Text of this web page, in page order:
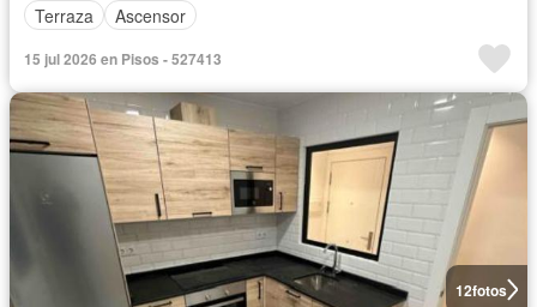
Terraza
Ascensor
15 jul 2026 en Pisos - 527413
12fotos